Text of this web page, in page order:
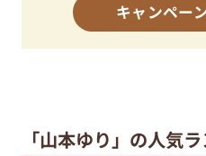
キャンペー
「山本ゆり」の人気